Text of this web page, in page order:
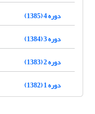
دوره 4 (1385)
دوره 3 (1384)
دوره 2 (1383)
دوره 1 (1382)